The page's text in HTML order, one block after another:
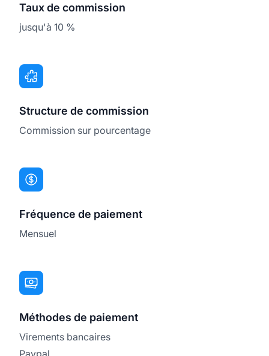
Taux de commission
jusqu'à 10 %
Structure de commission
Commission sur pourcentage
Fréquence de paiement
Mensuel
Méthodes de paiement
Virements bancaires
Paypal